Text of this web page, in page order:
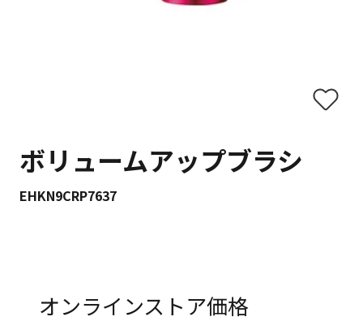
ボリュームアップブラシ
EHKN9CRP7637
オンラインストア価格